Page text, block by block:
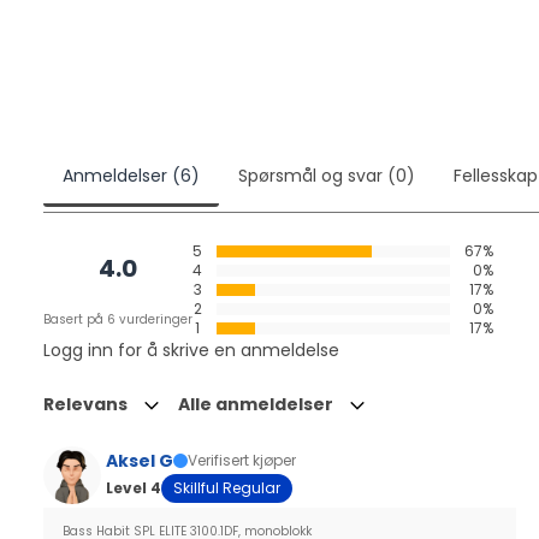
Anmeldelser (6) Spørsmål og svar (0) Fellesskap
4.0
Basert på 6 vurderinger
5
67%
4
0%
3
17%
2
0%
1
17%
Logg inn for å skrive en anmeldelse
Relevans Alle anmeldelser
Aksel G
Verifisert kjøper
Level 4
Skillful Regular
Bass Habit SPL ELITE 3100.1DF, monoblokk